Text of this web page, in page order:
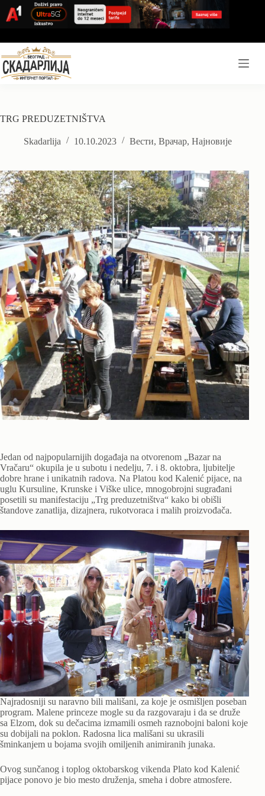
TRG PREDUZETNIŠTVA
Skadarlija 10.10.2023 Вести, Врачар, Најновије
Jedan od najpopularnijih događaja na otvorenom „Bazar na
Vračaru“ okupila je u subotu i nedelju, 7. i 8. oktobra, ljubitelje
dobre hrane i unikatnih radova. Na Platou kod Kalenić pijace, na
uglu Kursuline, Krunske i Viške ulice, mnogobrojni sugrađani
posetili su manifestaciju „Trg preduzetništva“ kako bi obišli
štandove zanatlija, dizajnera, rukotvoraca i malih proizvođača.
Najradosniji su naravno bili mališani, za koje je osmišljen poseban
program. Malene princeze mogle su da razgovaraju i da se druže
sa Elzom, dok su dečacima izmamili osmeh raznobojni baloni koje
su dobijali na poklon. Radosna lica mališani su ukrasili
šminkanjem u bojama svojih omiljenih animiranih junaka.
Ovog sunčanog i toplog oktobarskog vikenda Plato kod Kalenić
pijace ponovo je bio mesto druženja, smeha i dobre atmosfere.